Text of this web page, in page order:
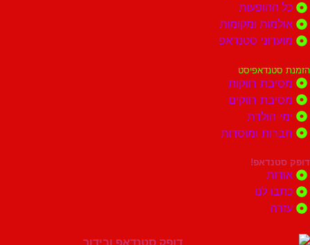
ומקומות
סטנדאפ
רווקות
רווקים
ומוסדות
לנו